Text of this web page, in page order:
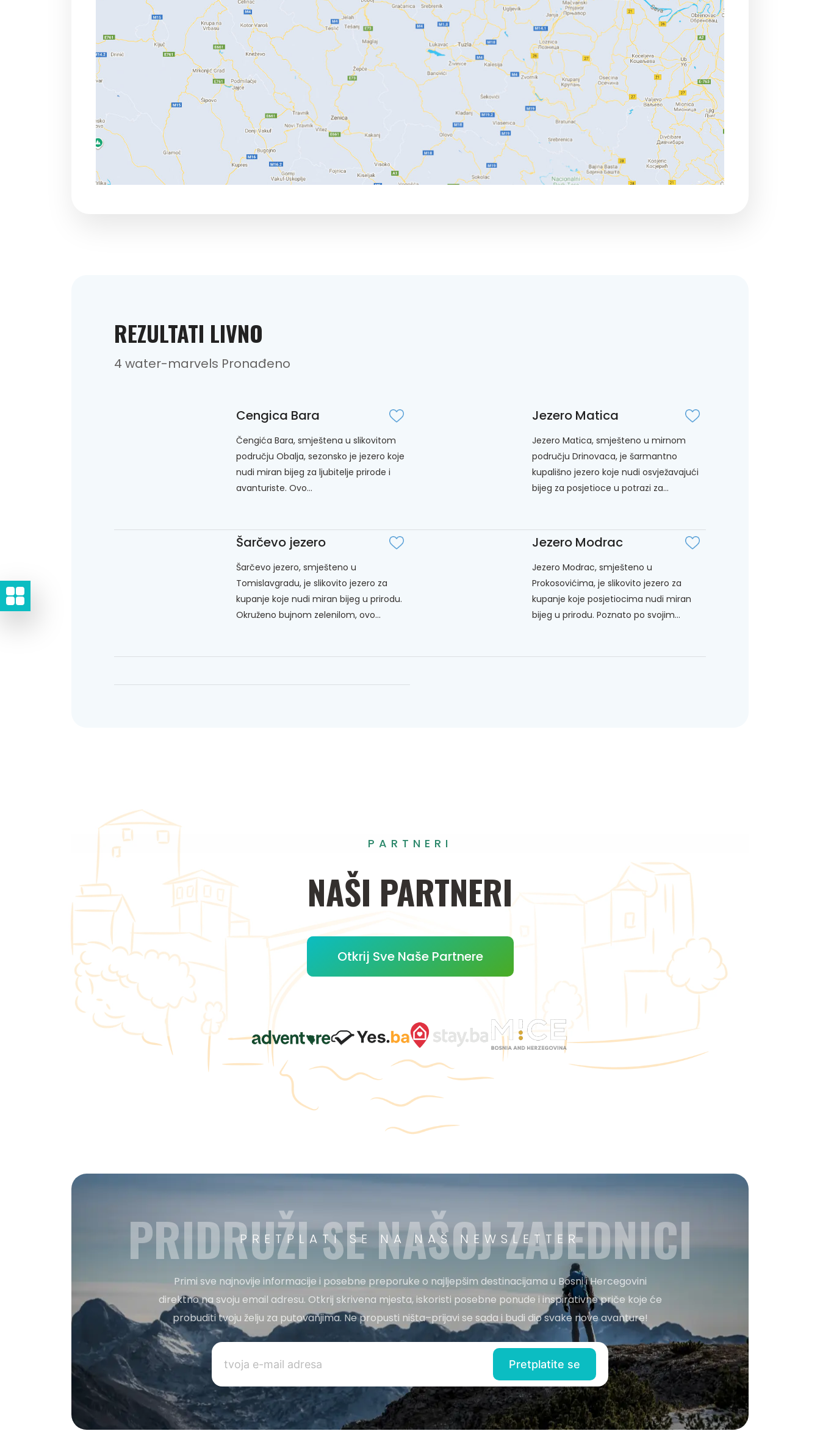
REZULTATI LIVNO
4 water-marvels Pronađeno
Cengica Bara
Čengića Bara, smještena u slikovitom
području Obalja, sezonsko je jezero koje
nudi miran bijeg za ljubitelje prirode i
avanturiste. Ovo...
Jezero Matica
Jezero Matica, smješteno u mirnom
području Drinovaca, je šarmantno
kupališno jezero koje nudi osvježavajući
bijeg za posjetioce u potrazi za...
Šarčevo jezero
Šarčevo jezero, smješteno u
Tomislavgradu, je slikovito jezero za
kupanje koje nudi miran bijeg u prirodu.
Okruženo bujnom zelenilom, ovo...
Jezero Modrac
Jezero Modrac, smješteno u
Prokosovićima, je slikovito jezero za
kupanje koje posjetiocima nudi miran
bijeg u prirodu. Poznato po svojim...
PARTNERI
NAŠI PARTNERI
Otkrij Sve Naše Partnere
PRETPLATI SE NA NAŠ NEWSLETTER
PRIDRUŽI SE NAŠOJ ZAJEDNICI
Primi sve najnovije informacije i posebne preporuke o najljepšim destinacijama u Bosni i Hercegovini
direktno na svoju email adresu. Otkrij skrivena mjesta, iskoristi posebne ponude i inspirativne priče koje će
probuditi tvoju želju za putovanjima. Ne propusti ništa–prijavi se sada i budi dio svake nove avanture!